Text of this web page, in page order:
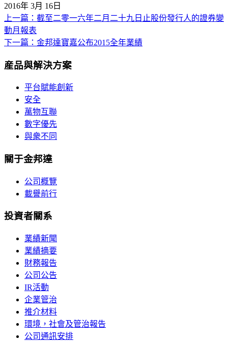
2016年 3月 16日
文
章
覽
上一篇：截至二零一六年二月二十九日止股份發行人的證券變
動月報表
下一篇：金邦達寶嘉公布2015全年業績
産品與解決方案
平台賦能創新
安全
萬物互聯
數字優先
與衆不同
關于金邦達
公司概覽
載譽前行
投資者關系
業績新聞
業績摘要
財務報告
公司公告
IR活動
企業管治
推介材料
環境，社會及管治報告
公司通訊安排